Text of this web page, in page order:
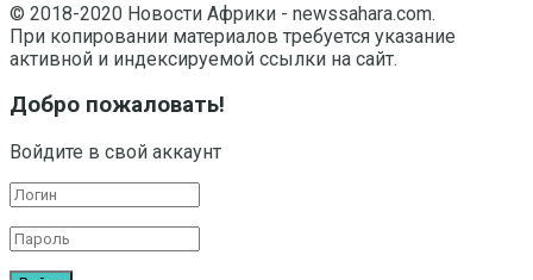
© 2018-2020 Новости Африки - newssahara.com.
При копировании материалов требуется указание
активной и индексируемой ссылки на сайт.
Добро пожаловать!
Войдите в свой аккаунт